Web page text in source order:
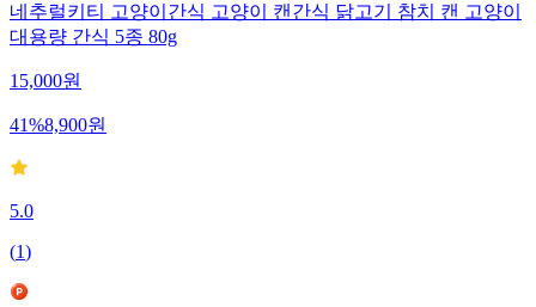
네추럴키티 고양이간식 고양이 캔간식 닭고기 참치 캔 고양이
대용량 간식 5종 80g
15,000원
41%8,900원
5.0
(1)